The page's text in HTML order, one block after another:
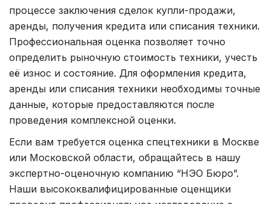
процессе заключения сделок купли-продажи,
аренды, получения кредита или списания техники.
Профессиональная оценка позволяет точно
определить рыночную стоимость техники, учесть
её износ и состояние. Для оформления кредита,
аренды или списания техники необходимы точные
данные, которые предоставляются после
проведения комплексной оценки.
Если вам требуется оценка спецтехники в Москве
или Московской области, обращайтесь в нашу
экспертно-оценочную компанию “НЭО Бюро”.
Наши высококвалифицированные оценщики